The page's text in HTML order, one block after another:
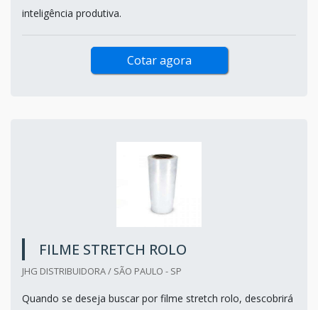
inteligência produtiva.
Cotar agora
FILME STRETCH ROLO
JHG DISTRIBUIDORA / SÃO PAULO - SP
Quando se deseja buscar por filme stretch rolo, descobrirá